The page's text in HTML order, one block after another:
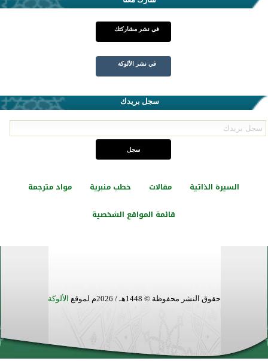
في نشر مشاركتك
في نشر الألوكة
سجل بريدك
السيرة الذاتية مقالات خطب منبرية مواد مترجمة
قائمة المواقع الشخصية
حقوق النشر محفوظة © 1448هـ / 2026م لموقع الألوكة